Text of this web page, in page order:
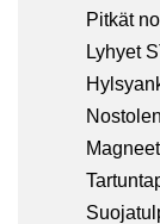
Pitkät
Lyhyet